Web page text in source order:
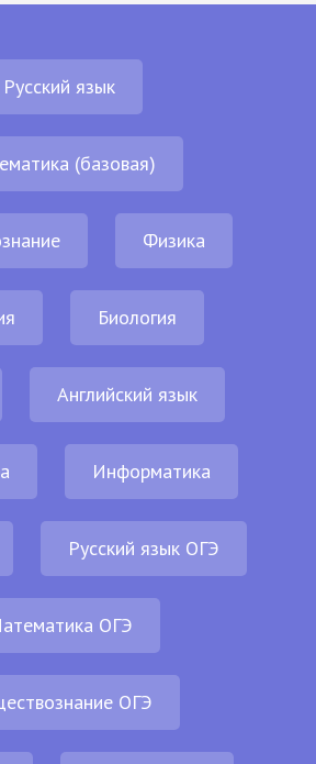
Русский язык
(базовая)
Физика
Биология
Английский язык
Информатика
Русский язык ОГЭ
ОГЭ
ОГЭ